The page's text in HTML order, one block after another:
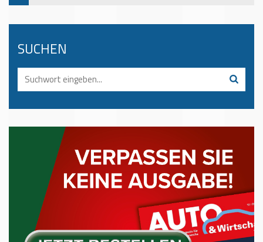
SUCHEN